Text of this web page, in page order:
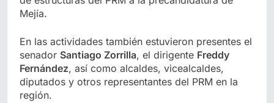
Mejía.
En las actividades también estuvieron presentes el
senador Santiago Zorrilla, el dirigente Freddy
Fernández, así como alcaldes, vicealcaldes,
diputados y otros representantes del PRM en la
región.